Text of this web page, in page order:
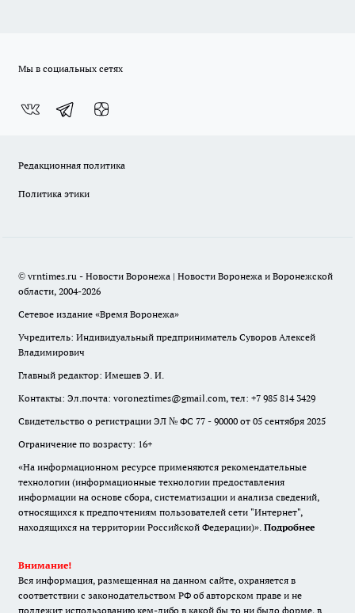
Мы в социальных сетях
Редакционная политика
Политика этики
© vrntimes.ru - Новости Воронежа | Новости Воронежа и Воронежской
области, 2004-2026
Сетевое издание «Время Воронежа»
Учредитель: Индивидуальный предприниматель Суворов Алексей
Владимирович
Главный редактор: Имешев Э. И.
Контакты: Эл.почта: voroneztimes@gmail.com, тел: +7 985 814 3429
Свидетельство о регистрации ЭЛ № ФС 77 - 90000 от 05 сентября 2025
Ограничение по возрасту: 16+
«На информационном ресурсе применяются рекомендательные
технологии (информационные технологии предоставления
информации на основе сбора, систематизации и анализа сведений,
относящихся к предпочтениям пользователей сети "Интернет",
находящихся на территории Российской Федерации)». Подробнее
Внимание!
Вся информация, размещенная на данном сайте, охраняется в
соответствии с законодательством РФ об авторском праве и не
подлежит использованию кем-либо в какой бы то ни было форме, в